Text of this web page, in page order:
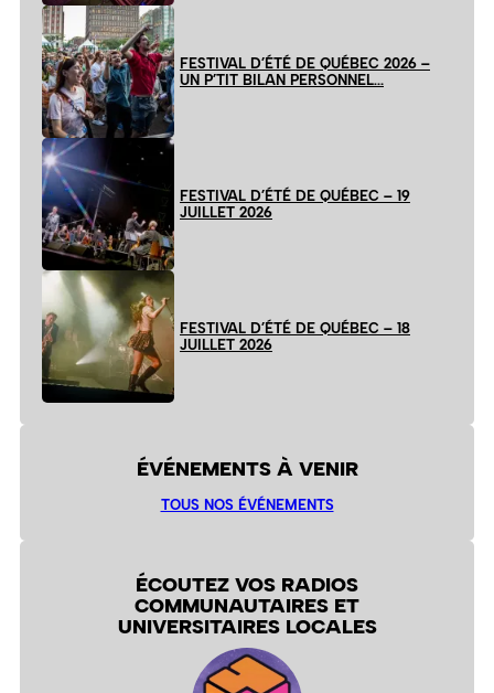
FESTIVAL D’ÉTÉ DE QUÉBEC 2026 –
UN P’TIT BILAN PERSONNEL…
FESTIVAL D’ÉTÉ DE QUÉBEC – 19
JUILLET 2026
FESTIVAL D’ÉTÉ DE QUÉBEC – 18
JUILLET 2026
ÉVÉNEMENTS À VENIR
TOUS NOS ÉVÉNEMENTS
ÉCOUTEZ VOS RADIOS
COMMUNAUTAIRES ET
UNIVERSITAIRES LOCALES